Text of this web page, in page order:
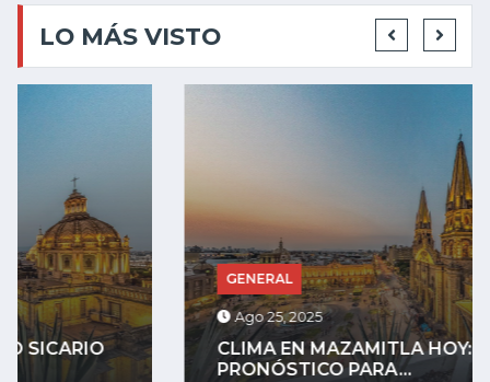
LO MÁS VISTO
GENERAL
Ago 25, 2025
CLIMA EN MAZAMITLA HOY: EL
PRONÓSTICO PARA...